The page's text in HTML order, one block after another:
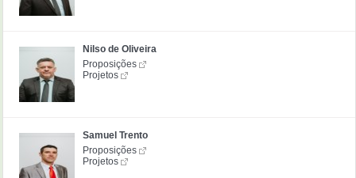
Nilso de Oliveira
Proposições
Projetos
Samuel Trento
Proposições
Projetos